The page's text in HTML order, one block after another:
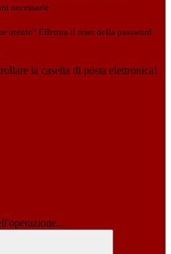
necessarie.
utente? Effettua il reset della password
la casella di posta elettronica!